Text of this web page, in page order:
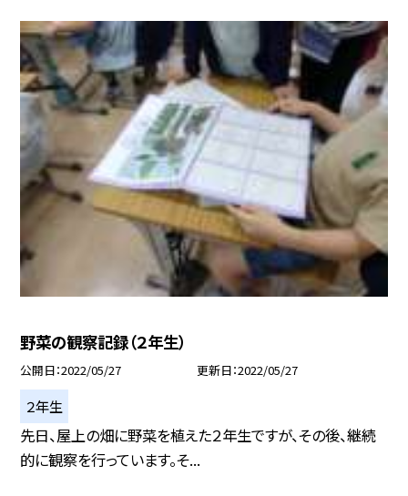
野菜の観察記録（２年生）
公開日 2022/05/27 更新日 2022/05/27
２年生
先日、屋上の畑に野菜を植えた２年生ですが、その後、継続
的に観察を行っています。そ...